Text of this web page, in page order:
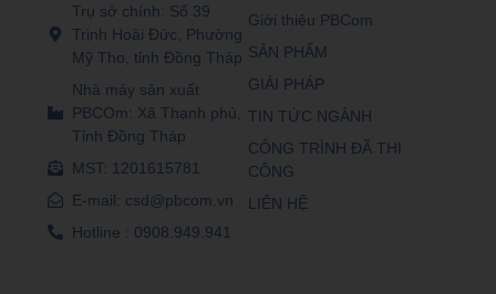
Trụ sở chính: Số 39
Trịnh Hoài Đức, Phường
Mỹ Tho, tỉnh Đồng Tháp
Nhà máy sản xuất
PBCOm: Xã Thạnh phú,
Tỉnh Đồng Tháp
MST: 1201615781
E-mail: csd@pbcom.vn
Hotline : 0908.949.941
Giới thiệu PBCom
SẢN PHẨM
GIẢI PHÁP
TIN TỨC NGÀNH
CÔNG TRÌNH ĐÃ THI
CÔNG
LIÊN HỆ